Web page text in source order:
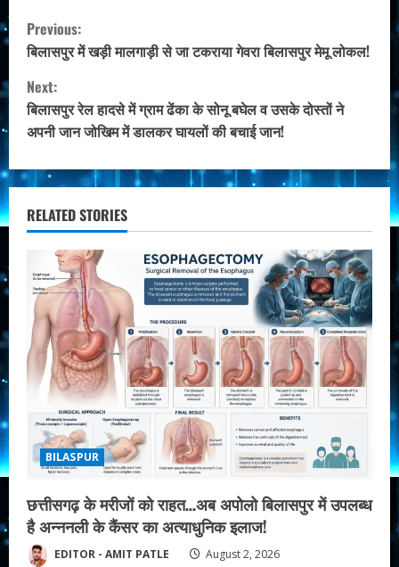
C
o
n
t
i
n
u
e
R
e
a
d
i
n
g
Previous:
बिलासपुर में खड़ी मालगाड़ी से जा टकराया गेवरा बिलासपुर मेमू लोकल!
Next:
बिलासपुर रेल हादसे में ग्राम ढेंका के सोनू बघेल व उसके दोस्तों ने
अपनी जान जोखिम में डालकर घायलों की बचाई जान!
RELATED STORIES
BILASPUR
छत्तीसगढ़ के मरीजों को राहत…अब अपोलो बिलासपुर में उपलब्ध
है अन्ननली के कैंसर का अत्याधुनिक इलाज!
EDITOR - AMIT PATLE August 2, 2026